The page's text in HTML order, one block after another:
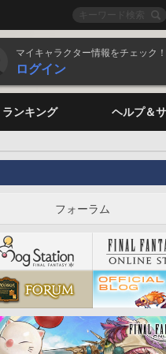
マイキャラクター情報をチェック！
ログイン
ランキング ヘルプ＆
フォーラム